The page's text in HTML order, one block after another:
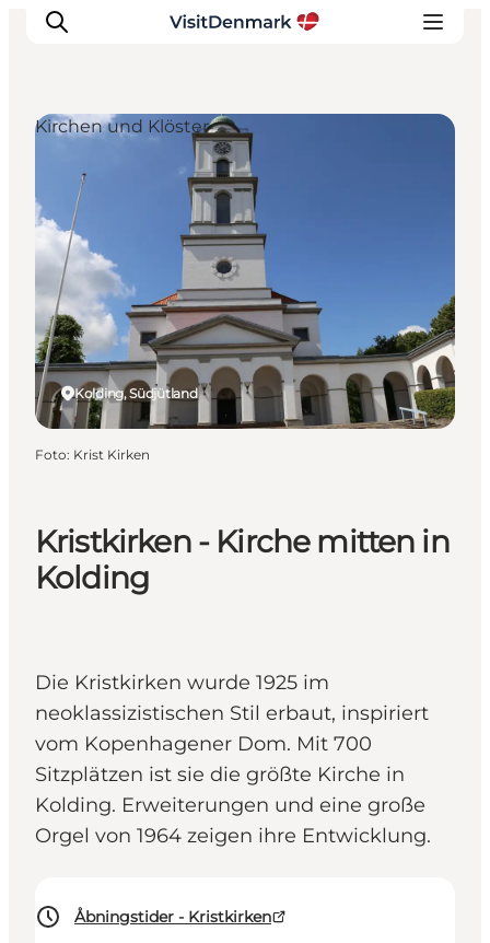
Inspiration
Regionen
Erlebnisse
Unterkünfte
Reiseplanung
Kristkirken - Kirche mitten in
Kolding
Die Kristkirken wurde 1925 im
neoklassizistischen Stil erbaut, inspiriert
vom Kopenhagener Dom. Mit 700
Sitzplätzen ist sie die größte Kirche in
Kolding. Erweiterungen und eine große
Orgel von 1964 zeigen ihre Entwicklung.
Åbningstider - Kristkirken
Kolding, Südjütland
Kirchen und Klöster
Foto: Krist Kirken